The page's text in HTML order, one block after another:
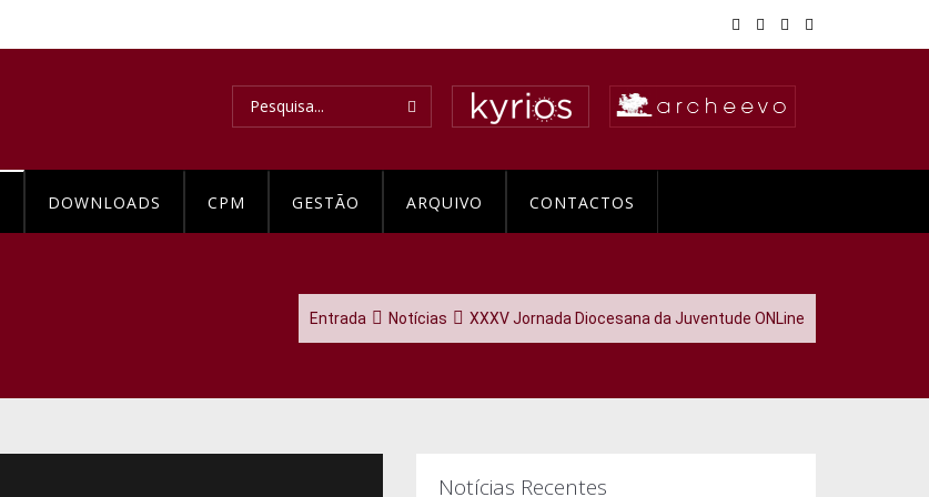
DOWNLOADS CPM GESTÃO ARQUIVO CONTACTOS
Entrada Notícias XXXV Jornada Diocesana da Juventude ONLine
Notícias Recentes